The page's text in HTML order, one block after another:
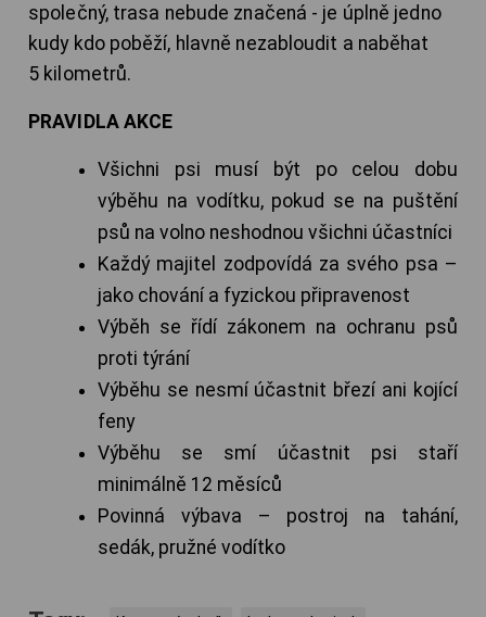
společný, trasa nebude značená - je úplně jedno
kudy kdo poběží, hlavně nezabloudit a naběhat
5 kilometrů.
PRAVIDLA AKCE
Všichni psi musí být po celou dobu
výběhu na vodítku, pokud se na puštění
psů na volno neshodnou všichni účastníci
Každý majitel zodpovídá za svého psa –
jako chování a fyzickou připravenost
Výběh se řídí zákonem na ochranu psů
proti týrání
Výběhu se nesmí účastnit březí ani kojící
feny
Výběhu se smí účastnit psi staří
minimálně 12 měsíců
Povinná výbava – postroj na tahání,
sedák, pružné vodítko